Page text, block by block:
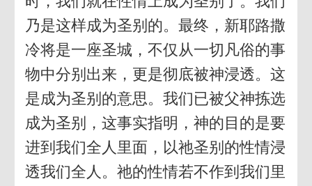
乃是这样成为圣别的。最终，新耶路撒
冷将是一座圣城，不仅从一切凡俗的事
物中分别出来，更是彻底被神浸透。这
是成为圣别的意思。我们已被父神拣选
成为圣别，这事实指明，神的目的是要
进到我们全人里面，以祂圣别的性情浸
透我们全人。祂的性情若不作到我们里